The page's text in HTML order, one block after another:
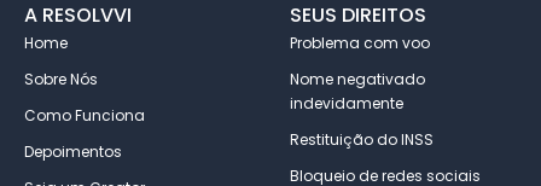
A RESOLVVI
Home
Sobre Nós
Como Funciona
Depoimentos
SEUS DIREITOS
Problema com voo
Nome negativado
indevidamente
Restituição do INSS
Bloqueio de redes sociais